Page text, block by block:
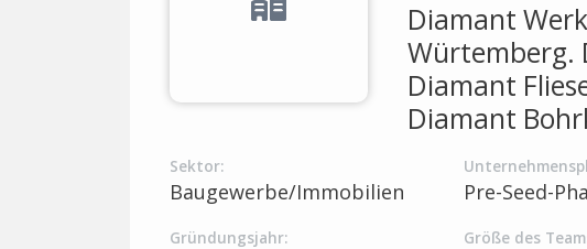
Diamant
Würtemberg.
Diamant
Diamant
Sektor:
Baugewerbe/Immobilien Pre-Seed-
Gründungsjahr: Größe des